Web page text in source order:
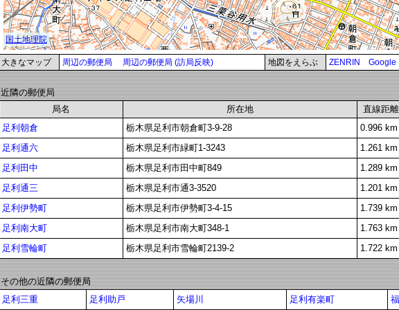
大きなマップ 周辺の郵便局 周辺の郵便局 (訪局反映) 地図をえらぶ ZENRIN Google
近隣の郵便局
局名
所在地
直線距離
足利朝倉
栃木県足利市朝倉町3-9-28
0.996 km
足利通六
栃木県足利市緑町1-3243
1.261 km
足利田中
栃木県足利市田中町849
1.289 km
足利通三
栃木県足利市通3-3520
1.201 km
足利伊勢町
栃木県足利市伊勢町3-4-15
1.739 km
足利南大町
栃木県足利市南大町348-1
1.763 km
足利雪輪町
栃木県足利市雪輪町2139-2 1.722 km
その他の近隣の郵便局
足利三重
足利助戸 矢場川 足利有楽町